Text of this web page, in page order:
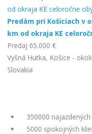
Predám pri Košiciach v
km od okraja KE
Predaj 65.000 €
Vyšná Hutka, Košice -
Slovakia
350000
5000 spokojných